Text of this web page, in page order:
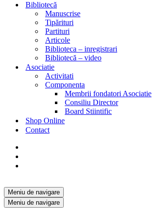
Bibliotecă
Manuscrise
Tipărituri
Partituri
Articole
Biblioteca – inregistrari
Bibliotecă – video
Asociatie
Activitati
Componenta
Membrii fondatori Asociatie
Consiliu Director
Board Stiintific
Shop Online
Contact
Meniu de navigare
Meniu de navigare